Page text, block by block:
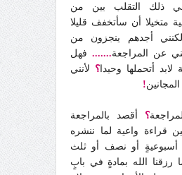
ذلك التقلب بين من
متخيلا أن سأتخفف قليلا
أجدهم ينجزون من
عن المراجعة....... فهل
لابد أتحملها وحيدا ؟ لأنني
!
؟ أقصد بالمراجعة
قراءة واعية لما ننشره
أسبوعيةٍ أو نصف أو ثلث
رزقنا الله بمادةٍ في بابٍ